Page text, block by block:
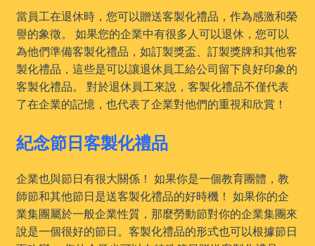
當員工在退休時，您可以贈送客製化禮品，作為感激和榮
譽的象徵。 如果您的企業中有很多人可以退休，您可以
為他們準備客製化禮品，如訂製獎盃、訂製獎牌和其他客
製化禮品，這些是可以讓退休員工給公司留下良好印象的
客製化禮品。 對於退休員工來說，客製化禮品不僅代表
了在企業的記憶，也代表了企業對他們的重視和欣賞！
紀念節日客製化禮品
企業也與節日有很大關係！ 如果你是一個教育團體，教
師節和其他節日是送客製化禮品的好時機！ 如果你的企
業集團屬於一般企業性質，那麼勞動節對你的企業集團來
說是一個很好的節日。客製化禮品的形式也可以根據節日